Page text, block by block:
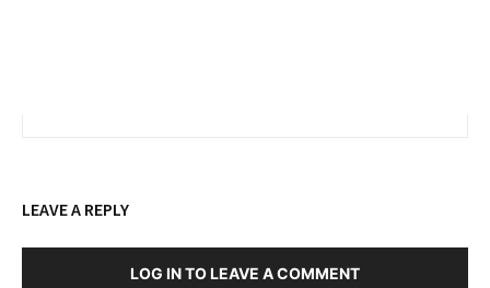
LEAVE A REPLY
LOG IN TO LEAVE A COMMENT